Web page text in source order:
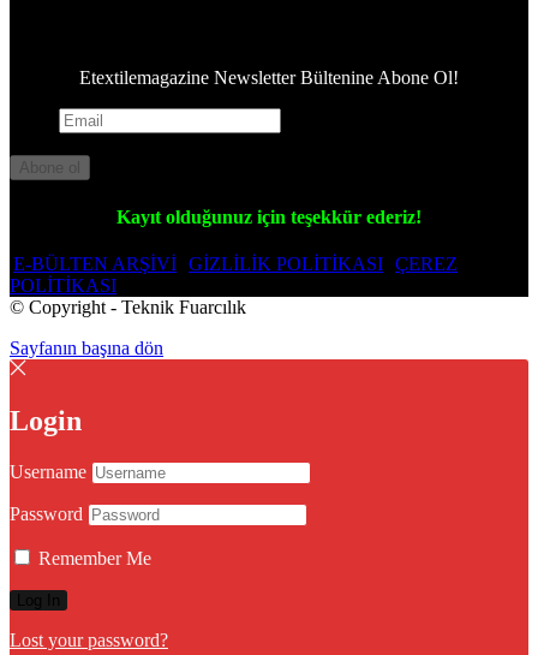
Etextilemagazine Newsletter Bültenine Abone Ol!
Abone ol
Kayıt olduğunuz için teşekkür ederiz!
E-BÜLTEN ARŞİVİ GİZLİLİK POLİTİKASI ÇEREZ
POLİTİKASI
© Copyright - Teknik Fuarcılık
Sayfanın başına dön
Login
Username
Password
Remember Me
Lost your password?